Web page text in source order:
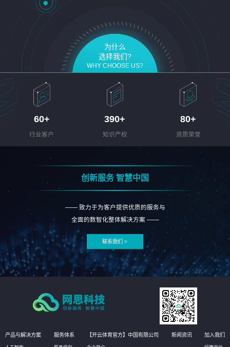
为什么
选择我们?
WHY CHOOSE US?
60+
行业客户
390+
知识产权
80+
资质荣誉
创新服务 智慧中国
—— 致力于为客户提供优质的服务与
全面的数智化整体解决方案 ——
联系我们 >
产品与解决方案 服务体系 【开云体育官方】中国有限公司 新闻资讯 加入我们